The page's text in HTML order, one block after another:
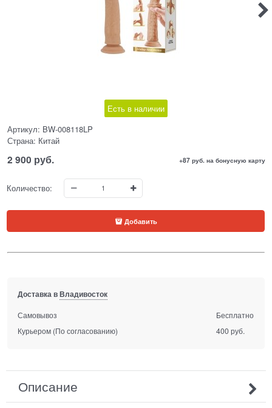
Есть в наличии
Артикул: BW-008118LP
Страна: Китай
2 900 руб. +87 руб. на бонусную карту
Количество:
Добавить
Доставка вВладивосток
Самовывоз
Бесплатно
Курьером (По согласованию) 400 руб.
Описание